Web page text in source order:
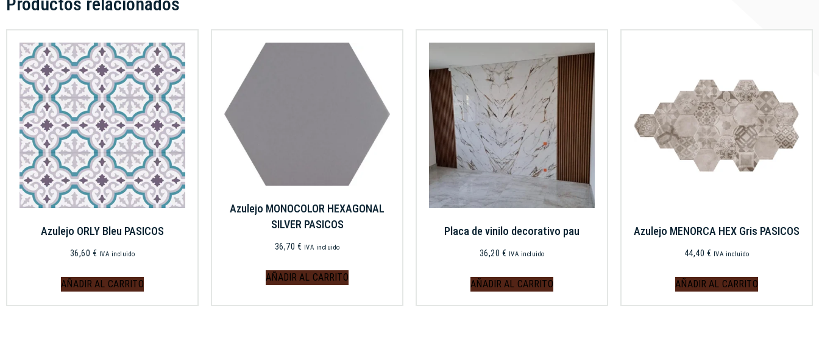
Azulejo ORLY Bleu PASICOS
36,60 € IVA incluido
AÑADIR AL CARRITO
Azulejo MONOCOLOR HEXAGONAL
SILVER PASICOS
36,70 € IVA incluido
AÑADIR AL CARRITO
Placa de vinilo decorativo pau
36,20 € IVA incluido
AÑADIR AL CARRITO
Azulejo MENORCA HEX Gris PASICOS
44,40 € IVA incluido
AÑADIR AL CARRITO